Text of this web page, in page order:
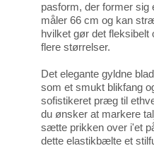
pasform, der former
måler 66 cm og kan
hvilket gør det fleksibelt
flere størrelser.
Det elegante gyldne
som et smukt blikfang
sofistikeret præg til
du ønsker at markere
sætte prikken over i'et
dette elastikbælte et